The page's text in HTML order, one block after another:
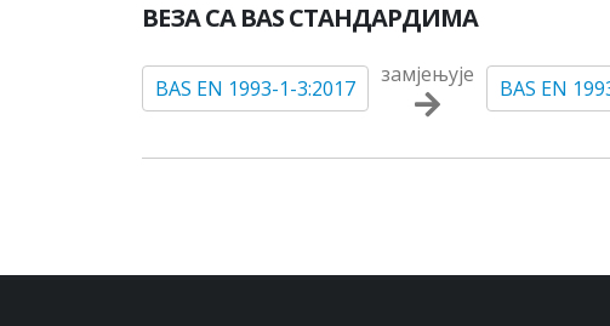
ВЕЗА СА BAS СТАНДАРДИМА
BAS EN 1993-1-3:2017
замјењује
BAS EN